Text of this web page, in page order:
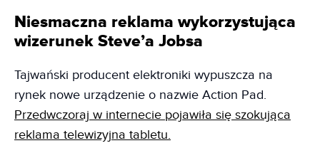
Niesmaczna reklama wykorzystująca
wizerunek Steve’a Jobsa
Tajwański producent elektroniki wypuszcza na
rynek nowe urządzenie o nazwie Action Pad.
Przedwczoraj w internecie pojawiła się szokująca
reklama telewizyjna tabletu.